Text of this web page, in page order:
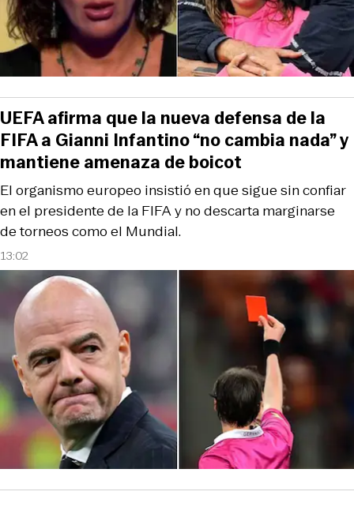
13:02
El organismo europeo insistió en que sigue sin confiar
en el presidente de la FIFA y no descarta marginarse
de torneos como el Mundial.
UEFA afirma que la nueva defensa de la
FIFA a Gianni Infantino “no cambia nada” y
mantiene amenaza de boicot